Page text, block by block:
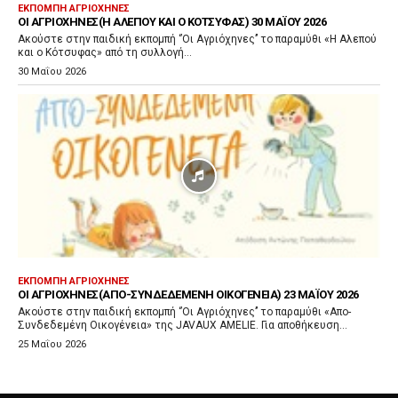
ΕΚΠΟΜΠΉ ΑΓΡΙΌΧΗΝΕΣ
ΟΙ ΑΓΡΙΌΧΗΝΕΣ(H ΑΛΕΠΟΎ ΚΑΙ Ο ΚΌΤΣΥΦΑΣ) 30 ΜΑΪ́ΟΥ 2026
Ακούστε στην παιδική εκπομπή ‘’Οι Αγριόχηνες’’ το παραμύθι «H Αλεπού
και ο Κότσυφας» από τη συλλογή...
30 Μαΐου 2026
ΕΚΠΟΜΠΉ ΑΓΡΙΌΧΗΝΕΣ
ΟΙ ΑΓΡΙΌΧΗΝΕΣ(ΑΠΟ-ΣΥΝΔΕΔΕΜΈΝΗ ΟΙΚΟΓΈΝΕΙΑ) 23 ΜΑΪ́ΟΥ 2026
Ακούστε στην παιδική εκπομπή ‘’Οι Αγριόχηνες’’ το παραμύθι «Απο-
Συνδεδεμένη Οικογένεια» της JAVAUX AMELIE. Για αποθήκευση...
25 Μαΐου 2026